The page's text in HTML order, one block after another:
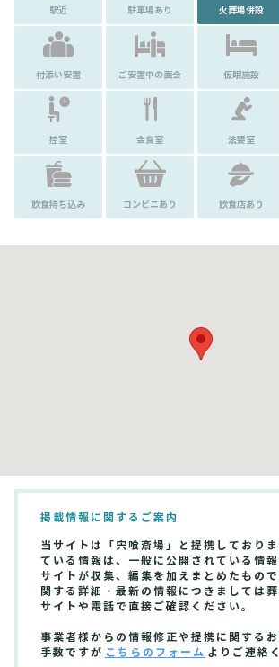
駅近 駐車場あり 火葬場併設
付添い安置 ご安置中の面会 仮眠施設
控室 会食室 法要室
飲食持ち込み コンビニあり 飲食店あり
掲載情報に関するご案内
当サイトは「宍喰斎場」と提携しており
ている情報は、一般に公開されている情
サイトが収集、編集を加えまとめたもの
関する詳細・最新の情報につきましては
サイトや電話で直接ご確認ください。
事業者様からの情報修正や提携に関する
手数ですが こちらのフォーム よりご連絡